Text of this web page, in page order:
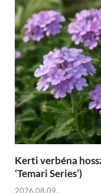
Kerti verbéna
‘Temari Series’)
2026.08.09.